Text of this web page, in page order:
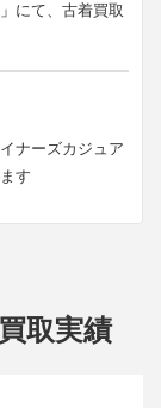
にて、古着買取
ナーズカジュア
す
取実績